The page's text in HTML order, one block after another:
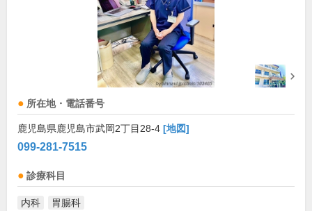
所在地・電話番号
鹿児島県鹿児島市武岡2丁目28-4 [地図]
099-281-7515
診療科目
内科 胃腸科